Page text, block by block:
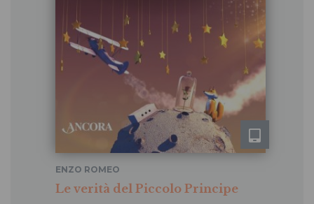
Le verità del Piccolo Principe
ENZO ROMEO